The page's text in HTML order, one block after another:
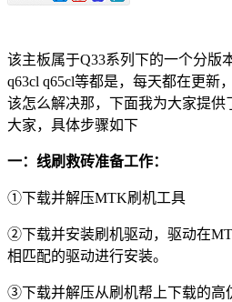
该主板属于Q33系列下的一个分版
q63cl q65cl等都是，每天都在更新
该怎么解决那，下面我为大家提供
大家，具体步骤如下
一： 线刷救砖准备工作：
①下载并解压MTK刷机工具
②下载并安装刷机驱动，驱动在
相匹配的驱动进行安装。
③下载并解压从刷机帮上下载的高